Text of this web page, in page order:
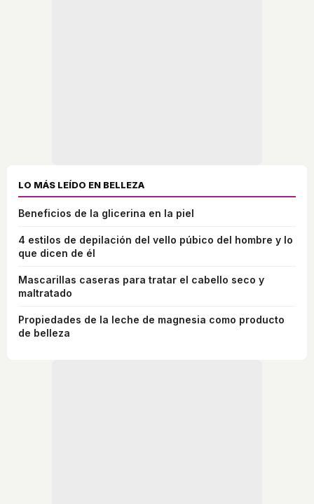
LO MÁS LEÍDO EN BELLEZA
Beneficios de la glicerina en la piel
4 estilos de depilación del vello púbico del hombre y lo
que dicen de él
Mascarillas caseras para tratar el cabello seco y
maltratado
Propiedades de la leche de magnesia como producto
de belleza